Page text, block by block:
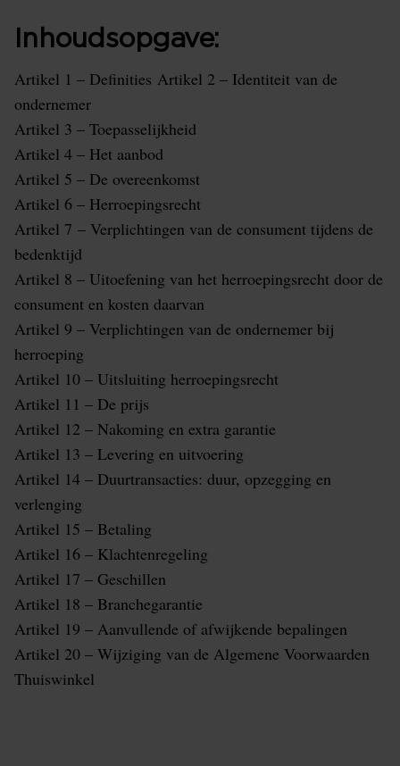
Inhoudsopgave:
Artikel 1 – Definities Artikel 2 – Identiteit van de
ondernemer
Artikel 3 – Toepasselijkheid
Artikel 4 – Het aanbod
Artikel 5 – De overeenkomst
Artikel 6 – Herroepingsrecht
Artikel 7 – Verplichtingen van de consument tijdens de
bedenktijd
Artikel 8 – Uitoefening van het herroepingsrecht door de
consument en kosten daarvan
Artikel 9 – Verplichtingen van de ondernemer bij
herroeping
Artikel 10 – Uitsluiting herroepingsrecht
Artikel 11 – De prijs
Artikel 12 – Nakoming en extra garantie
Artikel 13 – Levering en uitvoering
Artikel 14 – Duurtransacties: duur, opzegging en
verlenging
Artikel 15 – Betaling
Artikel 16 – Klachtenregeling
Artikel 17 – Geschillen
Artikel 18 – Branchegarantie
Artikel 19 – Aanvullende of afwijkende bepalingen
Artikel 20 – Wijziging van de Algemene Voorwaarden
Thuiswinkel